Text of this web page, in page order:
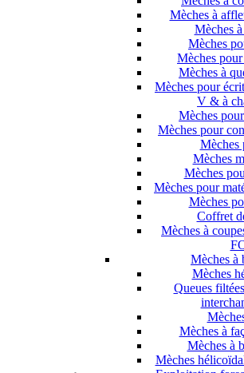
Mèches à
Mèches
Mèches
Mèches pour
Mèches à
Mèches pour
V & à
Mèches
Mèches pour
Mèches
Mèches
Mèches
Mèches pour
Mèches
Coffret
Mèches à
Mèches à
Mèches
Queues
Mèches à
Mèches à
Mèches